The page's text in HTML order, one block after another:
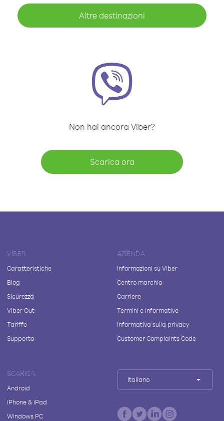
Altre destinazioni
Non hai ancora Viber?
Scarica ora
VIBER
Caratteristiche
Blog
Sicurezza
Viber Out
Tariffe
Supporto
AZIENDA
Informazioni su Viber
Centro marchio
Carriere
Termini e informative
Informativa sulla privacy
Customer Complaints Code
SCARICA
Android
iPhone & iPad
Windows PC
Italiano